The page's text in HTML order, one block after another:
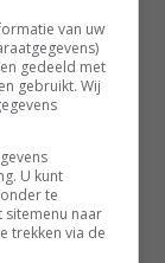
(€ 18,95,
van uw
gedeeld met
gebruikt. Wij
U kunt
te
sitemenu naar
trekken via de